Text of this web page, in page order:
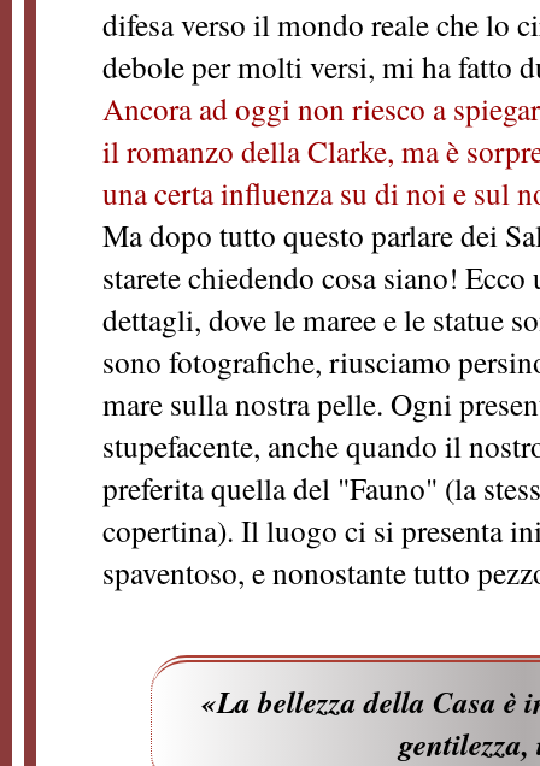
difesa verso il mondo reale che lo
debole per molti versi, mi ha fatto
Ancora ad oggi non riesco a
il romanzo della Clarke, ma è
una certa influenza su di noi e sul
Ma dopo tutto questo parlare dei
starete chiedendo cosa siano!
dettagli, dove le maree e le statue
sono fotografiche, riusciamo
mare sulla nostra pelle. Ogni
stupefacente, anche quando il
preferita quella del "Fauno" (la
copertina). Il luogo ci si presenta
spaventoso, e nonostante tutto
«La bellezza della Casa è